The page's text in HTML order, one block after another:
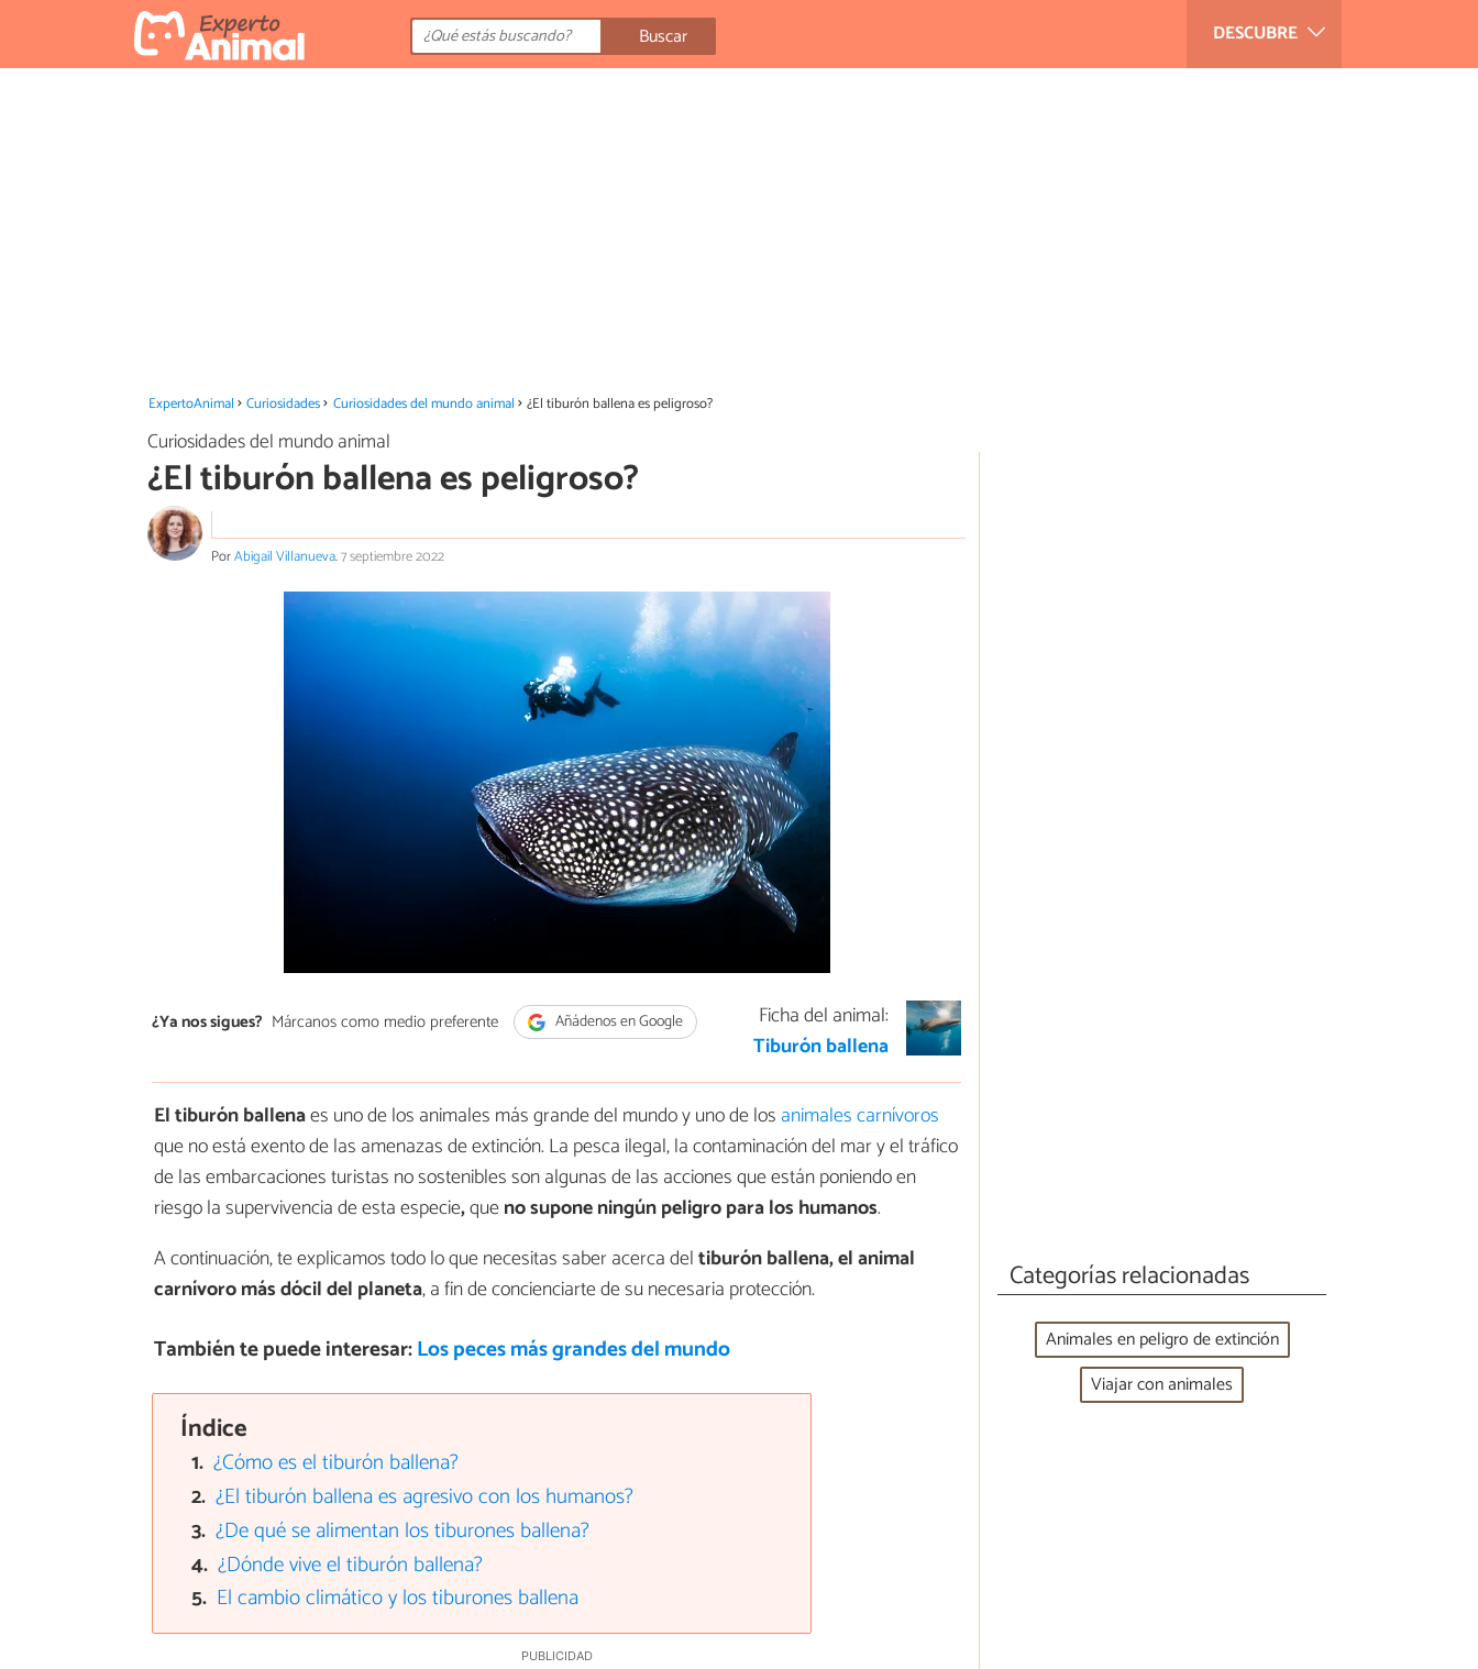
DESCUBRE
Buscar
ExpertoAnimal Curiosidades Curiosidades del mundo animal ¿El tiburón ballena es peligroso?
Curiosidades del mundo animal
¿El tiburón ballena es peligroso?
PorAbigail Villanueva.7 septiembre 2022
¿Ya nos sigues? Márcanos como medio preferente Añádenos en Google
Ficha del animal:
Tiburón ballena
El tiburón ballenaes uno de los animales más grande del mundo y uno de los animales carnívoros
que no está exento de las amenazas de extinción. La pesca ilegal, la contaminación del mar y el tráfico
de las embarcaciones turistas no sostenibles son algunas de las acciones que están poniendo en
riesgo la supervivencia de esta especie,queno supone ningún peligro para los humanos.
A continuación, te explicamos todo lo que necesitas saber acerca deltiburón ballena, el animal
carnívoro más dócil del planeta, a fin de concienciarte de su necesaria protección.
También te puede interesar:Los peces más grandes del mundo
Índice
¿Cómo es el tiburón ballena?
¿El tiburón ballena es agresivo con los humanos?
¿De qué se alimentan los tiburones ballena?
¿Dónde vive el tiburón ballena?
El cambio climático y los tiburones ballena
Categorías relacionadas
Animales en peligro de extinción
Viajar con animales